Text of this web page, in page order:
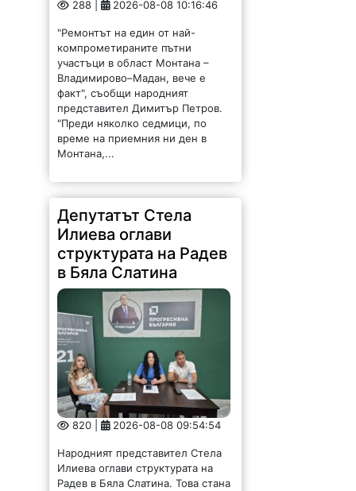
288 | 2026-08-08 10:16:46
"Ремонтът на един от най-
компрометираните пътни
участъци в област Монтана –
Владимирово–Мадан, вече е
факт", съобщи народният
представител Димитър Петров.
"Преди няколко седмици, по
време на приемния ни ден в
Монтана,...
Депутатът Стела
Илиева оглави
структурата на Радев
в Бяла Слатина
820 | 2026-08-08 09:54:54
Народният представител Стела
Илиева оглави структурата на
Радев в Бяла Слатина. Това стана